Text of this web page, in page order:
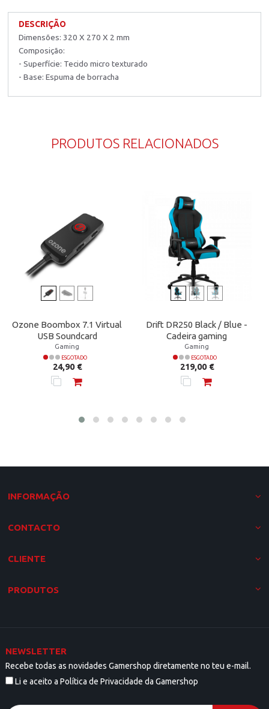
DESCRIÇÃO
Dimensões: 320 X 270 X 2 mm
Composição:
- Superfície: Tecido micro texturado
- Base: Espuma de borracha
PRODUTOS RELACIONADOS
Ozone Boombox 7.1 Virtual
USB Soundcard
Gaming
ESGOTADO
Preço
24,90 €
Drift DR250 Black / Blue -
Cadeira gaming
Gaming
ESGOTADO
Preço
219,00 €
INFORMAÇÃO
CONTACTO
CLIENTE
PRODUTOS
NEWSLETTER
Recebe todas as novidades Gamershop diretamente no teu e-mail.
Li e aceito a Política de Privacidade da Gamershop